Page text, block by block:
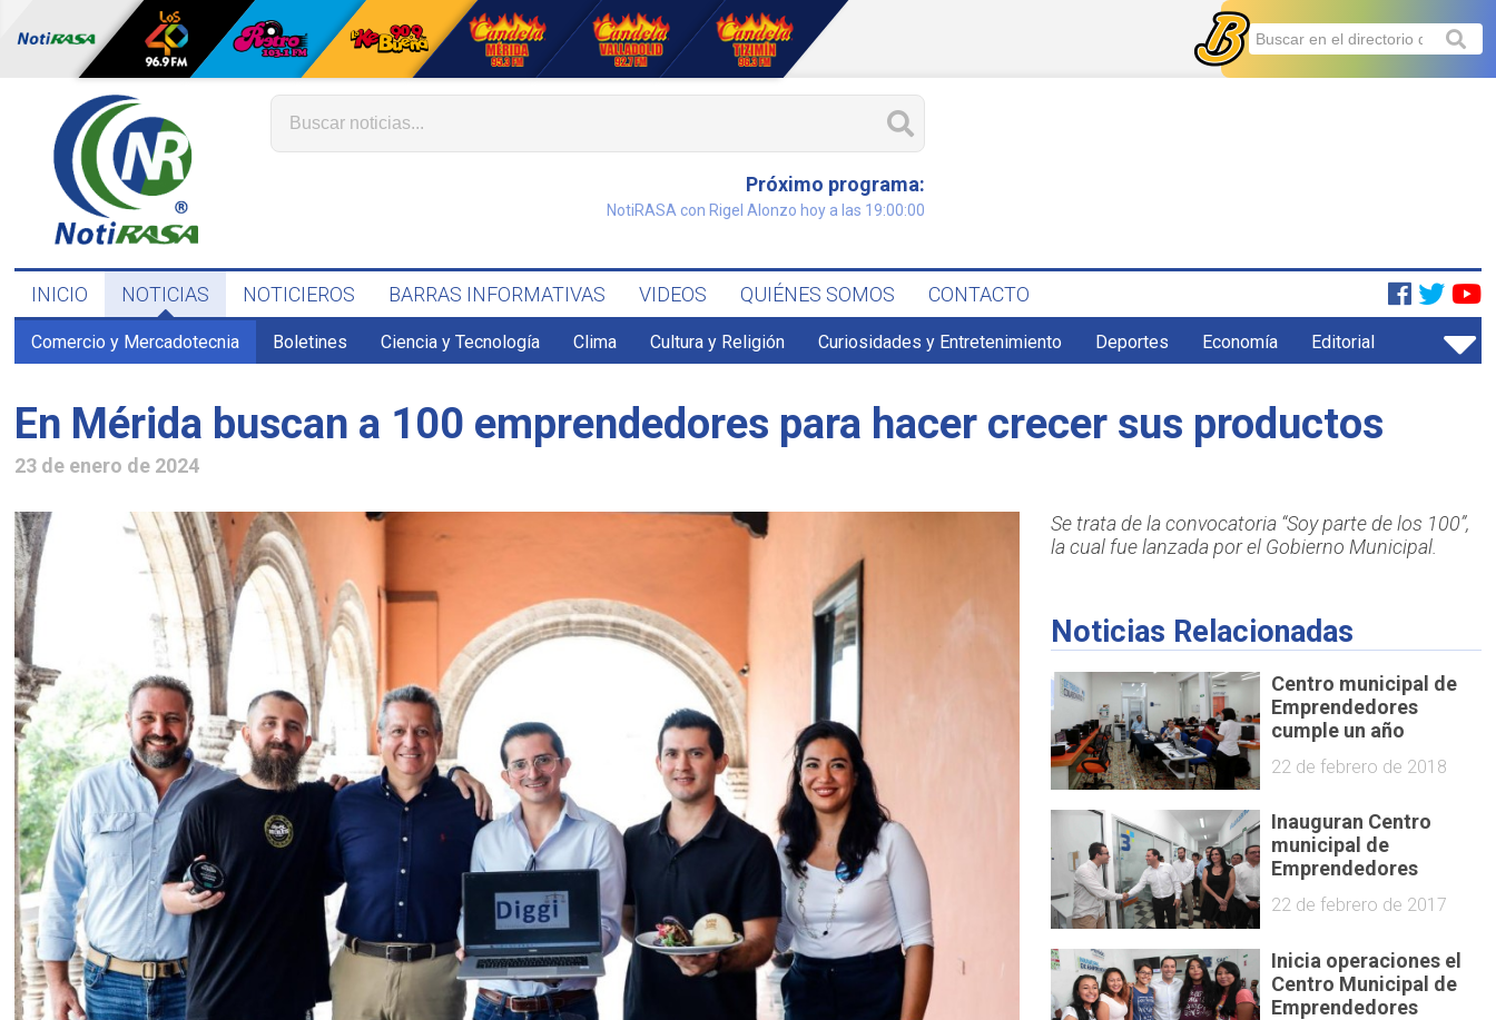
Próximo programa:
NotiRASA con Rigel Alonzo hoy a las 19:00:00
INICIO NOTICIAS NOTICIEROS BARRAS INFORMATIVAS VIDEOS QUIÉNES SOMOS CONTACTO
Comercio y Mercadotecnia Boletines Ciencia y Tecnología Clima Cultura y Religión Curiosidades y Entretenimiento Deportes Economía Editorial
En Mérida buscan a 100 emprendedores para hacer crecer sus productos
23 de enero de 2024
Se trata de la convocatoria “Soy parte de los 100”,
la cual fue lanzada por el Gobierno Municipal.
Noticias Relacionadas
Centro municipal de
Emprendedores
cumple un año
22 de febrero de 2018
Inauguran Centro
municipal de
Emprendedores
22 de febrero de 2017
Inicia operaciones el
Centro Municipal de
Emprendedores